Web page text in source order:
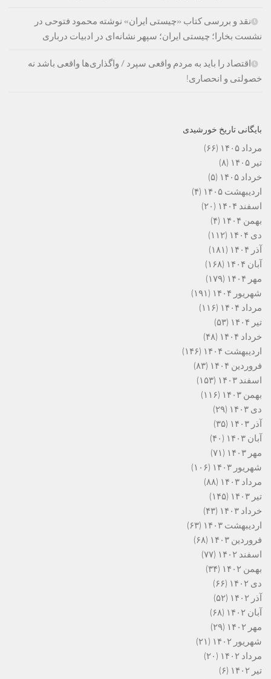
نقد و بررسی کتاب «چیستی ایران» نوشته محمود فتوحی در
نشست بخارا؛ چیستی ایران؛ سپهر نشانه‌ای در ادبیات درباری
اقتصاد را باید به مردم واقعی سپرد / واگذاری‌ها واقعی باشد نه
خصولتی و انحصاری!
بایگانی تاریخ خورشیدی
مرداد ۱۴۰۵
(۶۶)
تیر ۱۴۰۵
(۸)
خرداد ۱۴۰۵
(۵)
اردیبهشت ۱۴۰۵
(۴)
اسفند ۱۴۰۴
(۲۰)
بهمن ۱۴۰۴
(۴)
دی ۱۴۰۴
(۱۱۲)
آذر ۱۴۰۴
(۱۸۱)
آبان ۱۴۰۴
(۱۶۸)
مهر ۱۴۰۴
(۱۷۹)
شهریور ۱۴۰۴
(۱۹۱)
مرداد ۱۴۰۴
(۱۱۶)
تیر ۱۴۰۴
(۵۳)
خرداد ۱۴۰۴
(۴۸)
اردیبهشت ۱۴۰۴
(۱۴۶)
فروردین ۱۴۰۴
(۸۳)
اسفند ۱۴۰۳
(۱۵۳)
بهمن ۱۴۰۳
(۱۱۶)
دی ۱۴۰۳
(۲۹)
آذر ۱۴۰۳
(۳۵)
آبان ۱۴۰۳
(۴۰)
مهر ۱۴۰۳
(۷۱)
شهریور ۱۴۰۳
(۱۰۶)
مرداد ۱۴۰۳
(۸۸)
تیر ۱۴۰۳
(۱۴۵)
خرداد ۱۴۰۳
(۴۳)
اردیبهشت ۱۴۰۳
(۶۳)
فروردین ۱۴۰۳
(۶۸)
اسفند ۱۴۰۲
(۷۷)
بهمن ۱۴۰۲
(۳۴)
دی ۱۴۰۲
(۶۶)
آذر ۱۴۰۲
(۵۲)
آبان ۱۴۰۲
(۶۸)
مهر ۱۴۰۲
(۲۹)
شهریور ۱۴۰۲
(۲۱)
مرداد ۱۴۰۲
(۲۰)
تیر ۱۴۰۲
(۶)